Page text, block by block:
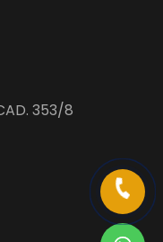
353/8